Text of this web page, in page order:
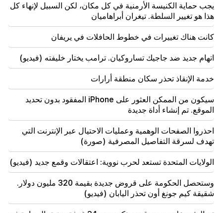
وأنا على استعداد للعمل من أجل تطوير العلاقات الثنائية.
وزير الخارجية الصيني ميرزويان
18:00
يجب أن أثبت أنني جدير في الملعب. مخيتاريان يتحدث عن
مستقبله في الإنتر.
17:42
باشينيان: اتفاقية حقوق الملكية الفكرية ستغير مكانة أرمينيا
في خريطة الاستثمار العالمية
17:34
تستعد بريطانيا العظمى لموجة حر جديدة. ستصل درجة
الحرارة إلى 36 درجة مئوية
17:00 مهم
سوف يبتعد الغرب عن أرمينيا. وحذر ميدفيديف يريفان
16:22
انفجرت الطائرة بدون طيار في بلغاريا بالقرب من خط
يجب حماية الكنيسة الأرمنية في كل مكان، لكن السبيل لإنهاء كل
هذا هو تغيير السلطة. تيغران أبراهاميان
كانت هناك تغييرات في خطوط الحافلات في يريفان
اتهام جديد ضد جاجيك تساروكيان. ترامب يختار خليفته (فيديو)
خدمة الإنقاذ تحذر سكان منطقة أرارات
سيكون من الممكن العثور على iPhone المفقود بدون تحديد
الموقع. تم إنشاء أداة جديدة
احذروا الصفحات الوهمية وعمليات الاحتيال عبر الإنترنت التي
تهدف لسرقة التفاصيل المصرفية (صورة)
الولايات المتحدة تستعد لحرب نووية: اعتقالات وقمع جديد (فيديو)
وستحصل الحكومة على قروض جديدة بقيمة 320 مليون دولار.
شقيقة كيم جونغ أون تحذر اليابان (فيديو)